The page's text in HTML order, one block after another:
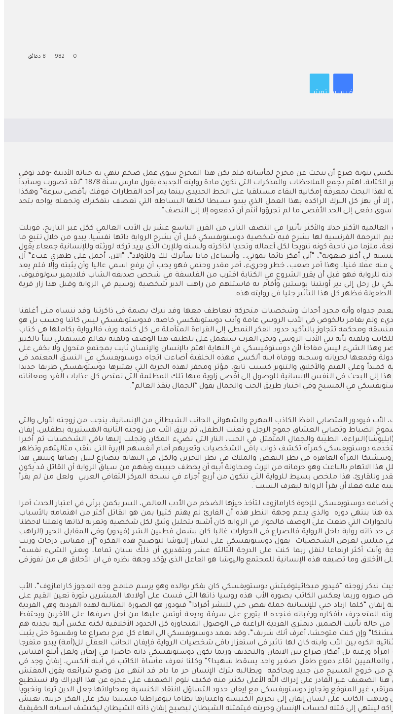
0 8 دقائق
فيسبوكتويتر
ألكسي بنوبة صرع أن يبحث عن مخرج لمأساته فلم يكن هذا المخرج سوى عمل ضخم ينهي به حياته الأدبية -وقد توفي
تاركا نهايته مفتوحة- فقرر في ديسمبر سنة 1877 أن يتوقف عن فعل أي شيء غير الكتابة، اهتم بجمع الملاحظات والمذكرات التي تكون مادة روايته الجديدة يقول مارس سنة 1878 “لقد تصورت وسأبدأ
لهذا البحث بمعرفة إمكانية البقاء مستلقيا على الخط الحديدي بينما يمر أحد القطارات فوقك بأقصى سرعة” وهكذا
أن يهز كل البرك الراكدة بهذا العمل الذي يبدو بسيطا لكنها البساطة التي تعصف بتفكيرك وتجعله يواجه بتحد
دفعي إلى الحد الأقصى ما لم تجرؤوا أنتم أن تدفعوه إلا إلى النصف”.
الأكثر جدلا والأكثر تأثيرا في النصف الثاني من القرن التاسع عشر بل الأدب العالمي ككل عبر التاريخ، قوبلت
الترجمة الفرنسية لها يشرح فيه شخصية دوستويفسكي قبل أن يشرح الرواية ذاتها نفسيا. يبدو من خلال تتبع ما
من ناحية كونه تتويجا لكل أعماله وتحديا لذاكرته ولسنه وللإرث الذي يريد تركه لورثته وللإنسانية جمعاء يقول
لي أكثر صعوبة”، “أني أفكر دائما بموتي… وأتساءل ماذا سأترك لك وللأولاد”، “الآن، أحمل على ظهري عبء” آل
منه عملا فنيا، وهذا أمر صعب، خطر وجريء، أمر مقدر وحتمي فهو يجب أن يرفع اسمي عاليا وأن يثبته وإلا فلم يعد
للرواية فهو قبل أن يقرر الشروع في الكتابة اقترب من الفلسفة في شخص صديقه الشاب فلاديمير سولوفيوف،
رحل إلى دير أوبتينا بوستين وأقام به فاستلهم من راهب الدير شخصية زوسيم في الرواية وقبل هذا زار قرية
بعدم جدواه وأنه مجرد أحداث وشخصيات متحركة نتعاطف معها وقد تترك بصمة في ذاكرتنا وقد ننساه متى أغلقنا
الرديء ولم يغامر بالخوض في الأدب الروسي عامة وأدب دوستويفكسي خاصة، فدوستويفسكي ليس كاتبا وحسب بل هو
ومحكمة تتجاوز بالتأكيد حدود الفكر النمطي إلى القراءة المتأملة في كل كلمة ورف فالرواية بكاملها هي كتاب
ويلقبه بأنه نبي الأدب الروسي ونحن العرب سنعمل على تلطيف هذا الوصف ونلقبه بعالم مستقبلي تنبأ بالكثير
وهذا الشيء ليس مفاجأ لأن دوستوفيسكي في النهاية اهتم بالإنسان والإنسان ثابت بمجتمع متحول ولا يخفى على
وقمعها لحرياته وسجنه ووفاة ابنه ألكسي فهذه الخلفية أضاءت اتجاه دوستويفسكي في النسق المعتمد في
وعلى القيم والأخلاق والتنوير كسبب تابع، مؤثر ومحفز لهذه الحرية التي يعتبرها دوستويفسكي طريقا جديدا
هذا إلى البحث في النفس الإنسانية للوصول إلى أقصى زاوية فيها تلك المظلمة التي تمتص كل عذابات الفرد ومعاناته
في المسيح وفي اختيار طريق الحب والجمال يقول “الجمال ينقذ العالم”.
فيودور المتصابي الفظ الكاذب المهرج والشهواني الجانب الشيطاني من الإنسانية، ينجب من زوجته الأولى والتي
الضباط وتصابي العشاق جموح الرجل و تعنت الطفل، ثم يرزق الأب من زوجته الثانية الهستيرية بطفلين، إيفان
الطيبة والجمال المتمثل في الحب، النار التي تضيء المكان وتجلب إليها باقي الشخصيات ثم أخيرا
دوستويفسكي كمرآة تكشف ذوات باقي الشخصيات وتعريهم أمام أنفسهم الإبرة التي تثقب مثاليتهم وتظهر
المرأة العاهرة في نظر البعض والملاك في نظر الآخرين والكل في النهاية يتصارع لنيل رضاها وينتهي هذا
هذا الاتهام بالباعث وهو حرمانه من الإرث ومحاولة أبيه أن يخطف حبيبته ويفهم من سياق الرواية أن القاتل قد يكون
وللقارئ، هذا ملخص بسيط للرواية التي تتكون من أربع أجزاء في نسخة المركز الثقافي العربي
ولعل من لم يقرأ
عليه فعلا أن يقرأ الرواية ليعرف السبب .
دوستويفسكي للإخوة كارامازوف لتأخذ حيزها الضخم من الأدب العالمي، السر يكمن برأيي في اعتبار الحدث أمرا
هنا ينتهي دوره
والذي يدعم وجهة النظر هذه أن القارئ لم يهتم كثيرا بمن هو القاتل أكثر من اهتمامه بالأسباب
بالحوارات التي طغت على الوصف فالحوار في الرواية كان أشبه بتحليل وثيق لكل شخصية وتعرية لذاتها ولعلنا لاحظنا
حد ذاته رواية داخل الرواية فالصراع في الحوارات غالبا كان يشمل قطبين الشر (فيدور) وفي المقابل الخير (الراهب
في مثلثين لعرض الشخصيات
يقول دوستويفسكي على لسان إليوشا لتوضيح هذه الفكرة “إن مقياس درجات ورتب
وأنت أكثر ارتفاعا لنقل ربما كنت على الدرجة الثالثة عشر وبتقديري أن ذلك سيان تماما، ويعني الشيء نفسه”
وما تضيفه هذه الإنسانية للمجتمع واليوشا هو الفاعل الذي يؤكد وجهة نظره في ان الأخلاق هي من تفوز في
تذكر زوجته “فيدور ميخائيلوفيتش دوستويفسكي كان يفكر بوالده وهو يرسم ملامح وجه العجوز كارامازوف”، الأب
صوره وربما يعكس الكاتب بصورة الأب هذه روسيا ذاتها التي قست على أولادها المبشرين بثورة تعين القيم على
“كلما ازداد حبي للإنسانية جملة نقص حبي للبشر أفرادا” فيودور هو الصورة المثالية لهذه الفردية وهي الفردية
المتعجرف بأفكاره ورغباته فنجده لا يتورع على سرقة وديعة أوتمن عليها من أجل صرفها على الآخرين ويحتفظ
تأنيب الضمير، ديمتري الفردية الراغبة في الوصول المتجاوزة كل الحدود الأخلاقية لكنه عكس أبيه يجذبه هم
وإن كنت متوحشا، أعرف أنك شريف”، وقد تعمد دوستويفسكي الى انهاء كل فرح بصراع ما وبقسوة حتى يثبت
الكره بين الأب وابنه كان لها تاثير في استفزاز باقي شخصيات الرواية فإيفان الجانب العقلي لل(أمة) يبدو متفرجا
ورغبة بل أفكار صراع بين الايمان والتجذيف وربما يكون دوستويفسكي ذاته حاضرا في إيفان ولعل أبلغ اقتباس
والعالميين لقاء دموع طفل صغير واحد يسقط شهيدا؟” وكلنا نعرف مأساة الكاتب في ابنه ألكسي، إيفان وجد في
من خروج المسيح من جديد ويحاكمه
ويطالبه بترك الإنسان حر ما دام قد انتهى من وضع شرائعه يقول المفتش
غير القادر على إدراك الله الأعلى بكثير منه فكيف نلوم الضعيف على عجزه عن هذا الإدراك ولا نستطيع
غير المتوقع وتجاوز دوستويفسكي مع إيفان حدود التساؤل لانتقاد الكنسية ومحاولاتها جعل الدين ترفا ونخبويا
الكاتب على لسان إيفان إلى تجريم الكنيسة واعتبارها نظاما ثيوقراطيا مستبدا ينكر على الفكر حريته، نعيش
لينتهي إلى قتله لحساب الإنسان وحريته فيتمثله الشيطان ليصبح إيفان ذاته الشيطان ليكتشف اسبابه الحقيقية